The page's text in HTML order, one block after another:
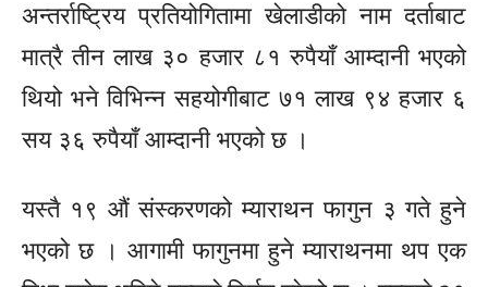
अन्तर्राष्ट्रिय प्रतियोगितामा खेलाडीको नाम दर्ताबाट
मात्रै तीन लाख ३० हजार ८१ रुपैयाँ आम्दानी भएको
थियो भने विभिन्न सहयोगीबाट ७१ लाख ९४ हजार ६
सय ३६ रुपैयाँ आम्दानी भएको छ ।
यस्तै १९ औं संस्करणको म्याराथन फागुन ३ गते हुने
भएको छ । आगामी फागुनमा हुने म्याराथनमा थप एक